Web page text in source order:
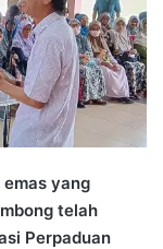
emas yang
telah
Perpaduan